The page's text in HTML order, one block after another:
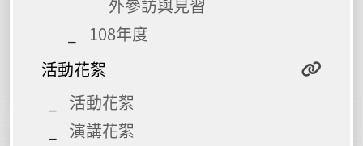
外參訪與見習
108年度
活動花絮
活動花絮
演講花絮